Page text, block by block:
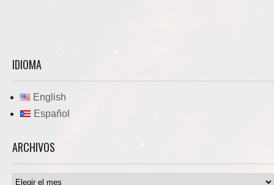
IDIOMA
English
Español
ARCHIVOS
Archivos